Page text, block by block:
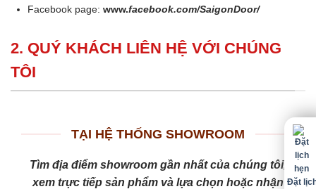
Facebook page:www.facebook.com/SaigonDoor/
2. QUÝ KHÁCH LIÊN HỆ VỚI CHÚNG
TÔI
TẠI HỆ THỐNG SHOWROOM
Tìm địa điểm showroom gần nhất của chúng tôi,
xem trực tiếp sản phẩm và lựa chọn hoặc nhận Đặt